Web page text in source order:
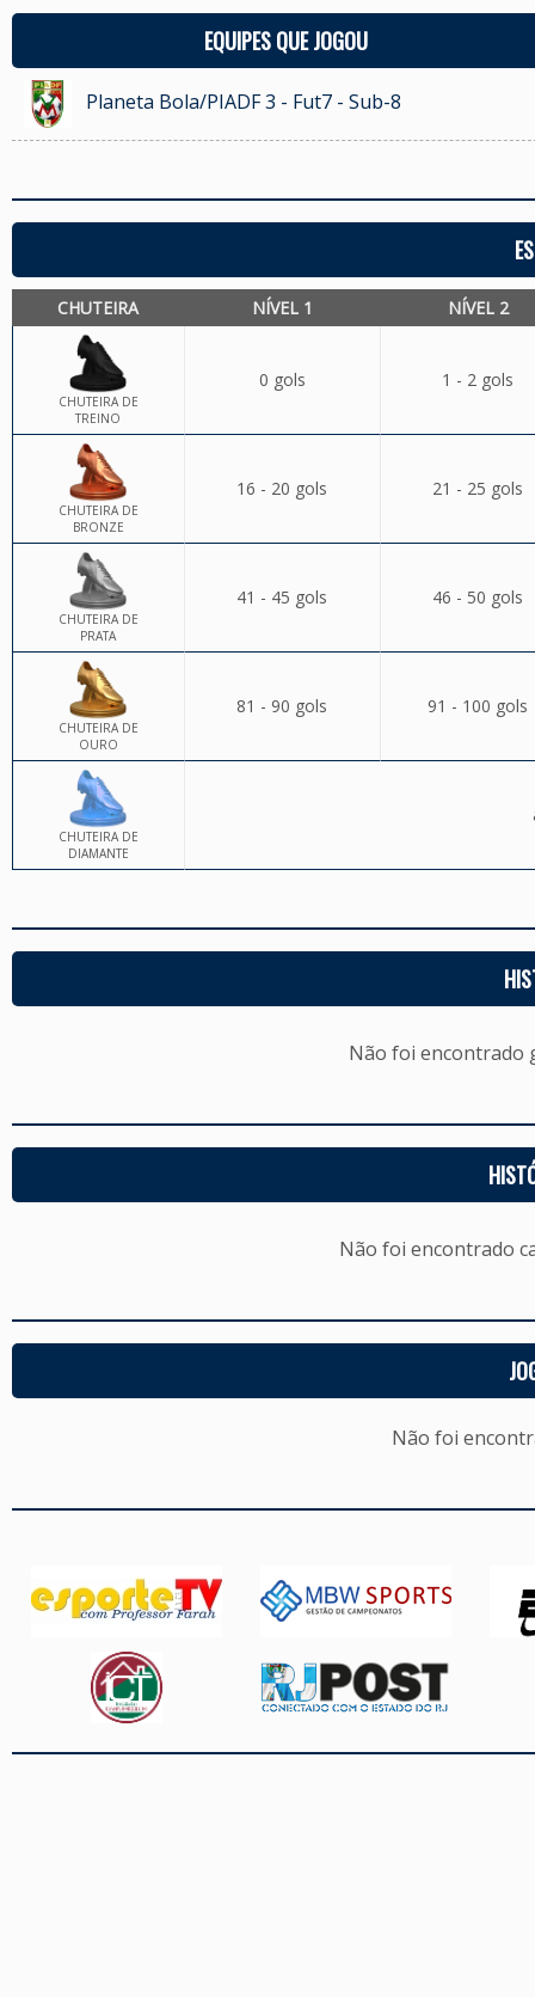
EQUIPES QUE JOGOU
Planeta Bola/PIADF 3 - Fut7 - Sub-8
CHUTEIRA NÍVEL 1 NÍVEL 2
CHUTEIRA DE
TREINO
0 gols 1 - 2 gols
CHUTEIRA DE
BRONZE
16 - 20 gols 21 - 25 gols
CHUTEIRA DE
PRATA
41 - 45 gols 46 - 50 gols
CHUTEIRA DE
OURO
81 - 90 gols 91 - 100 gols
CHUTEIRA DE
DIAMANTE
Não foi encontrado
Não foi encontrado
Não foi